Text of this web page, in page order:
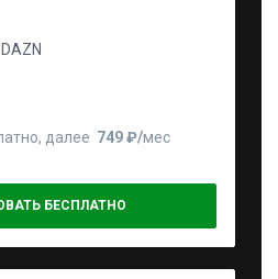
далее 749 ₽⁠/⁠мес
БЕСПЛАТНО